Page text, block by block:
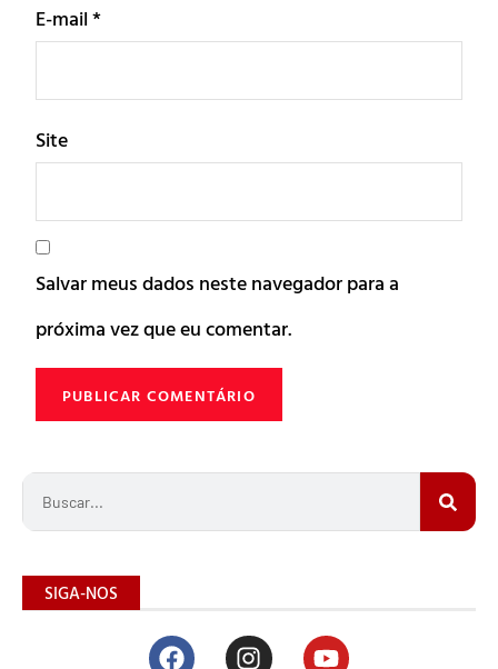
E-mail*
Site
Salvar meus dados neste navegador para a
próxima vez que eu comentar.
SIGA-NOS